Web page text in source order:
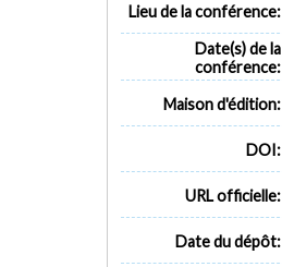
Lieu de la conférence:
Date(s) de la
conférence:
Maison d'édition:
DOI:
URL officielle:
Date du dépôt: